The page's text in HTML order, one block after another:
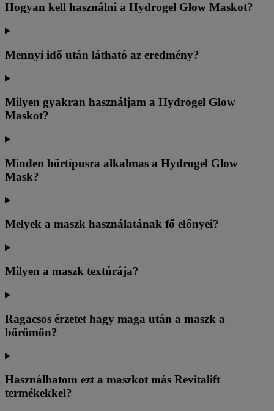
Hogyan kell használni a Hydrogel Glow Maskot?
Mennyi idő után látható az eredmény?
Milyen gyakran használjam a Hydrogel Glow
Maskot?
Minden bőrtípusra alkalmas a Hydrogel Glow
Mask?
Melyek a maszk használatának fő előnyei?
Milyen a maszk textúrája?
Ragacsos érzetet hagy maga után a maszk a
bőrömön?
Használhatom ezt a maszkot más Revitalift
termékekkel?